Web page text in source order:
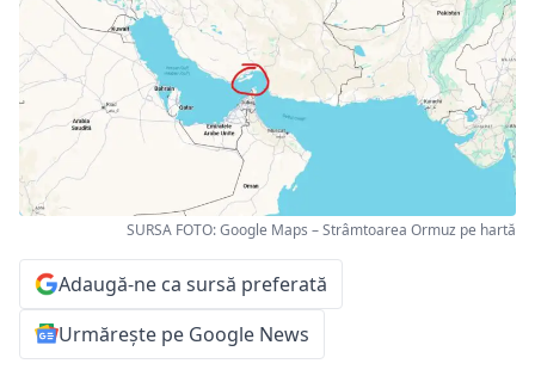
SURSA FOTO: Google Maps – Strâmtoarea Ormuz pe hartă
Adaugă-ne ca sursă preferată
Urmărește pe Google News